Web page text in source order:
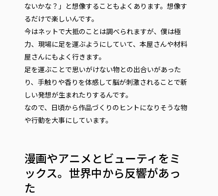
ないかな？」と想像することもよくあります。想像す
るだけで楽しいんです。
今はネットで大抵のことは調べられますが、僕は極
力、現場に足を運ぶようにしていて、本屋さんや材料
屋さんにもよく行きます。
足を運ぶことで思いがけない物との出合いがあった
り、手触りや香りを体感して脳が刺激されることで新
しい発想が生まれたりするんです。
なので、日頃から作品づくりのヒントになりそうな物
や行動を大事にしています。
漫画やアニメとビューティをミ
ックス。世界中から反響があっ
た